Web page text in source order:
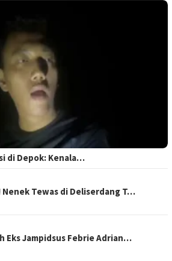
di Depok: Kenala…
Tewas di Deliserdang T…
Eks Jampidsus Febrie Adrian…